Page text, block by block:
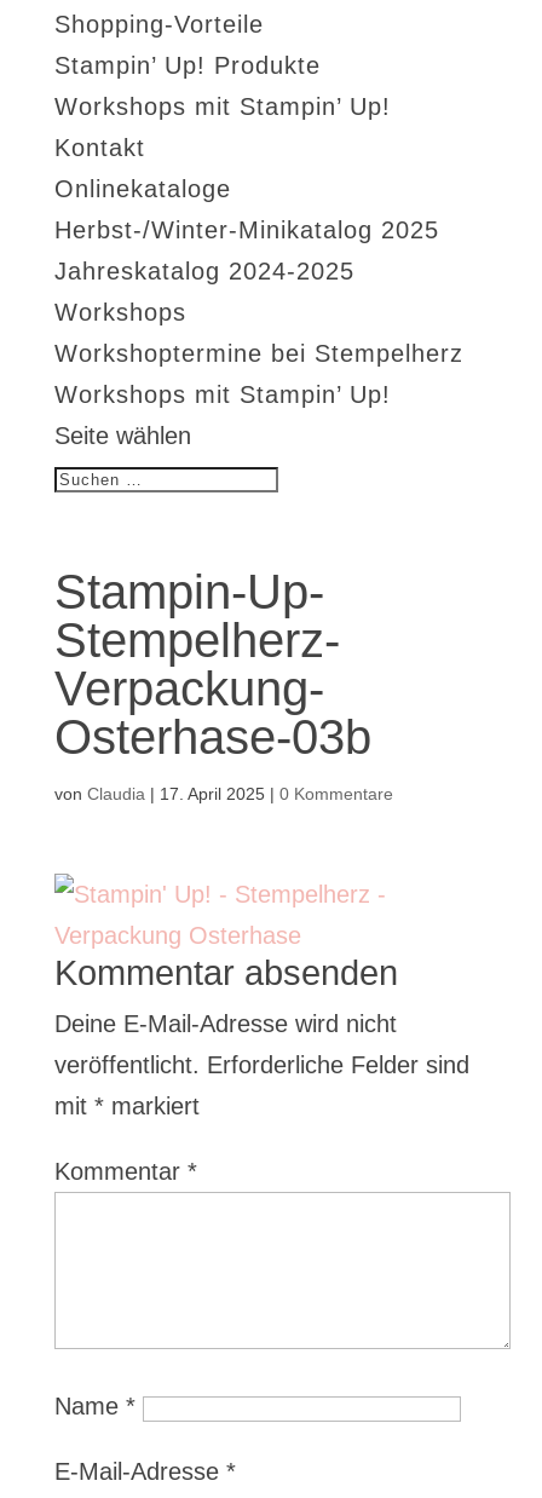
Shopping-Vorteile
Stampin’ Up! Produkte
Workshops mit Stampin’ Up!
Kontakt
Onlinekataloge
Herbst-/Winter-Minikatalog 2025
Jahreskatalog 2024-2025
Workshops
Workshoptermine bei Stempelherz
Workshops mit Stampin’ Up!
Seite wählen
Stampin-Up-
Stempelherz-
Verpackung-
Osterhase-03b
von Claudia | 17. April 2025| 0 Kommentare
Kommentar absenden
Deine E-Mail-Adresse wird nicht
veröffentlicht. Erforderliche Felder sind
mit *markiert
Kommentar *
Name *
E-Mail-Adresse *